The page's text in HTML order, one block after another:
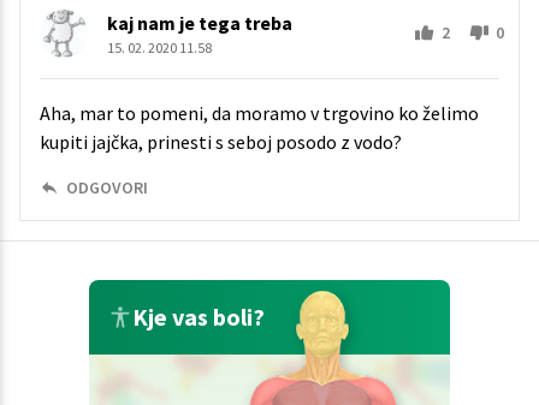
kaj nam je tega treba
15. 02. 2020 11.58
2 0
Aha, mar to pomeni, da moramo v trgovino ko želimo
kupiti jajčka, prinesti s seboj posodo z vodo?
ODGOVORI
Kje vas boli?